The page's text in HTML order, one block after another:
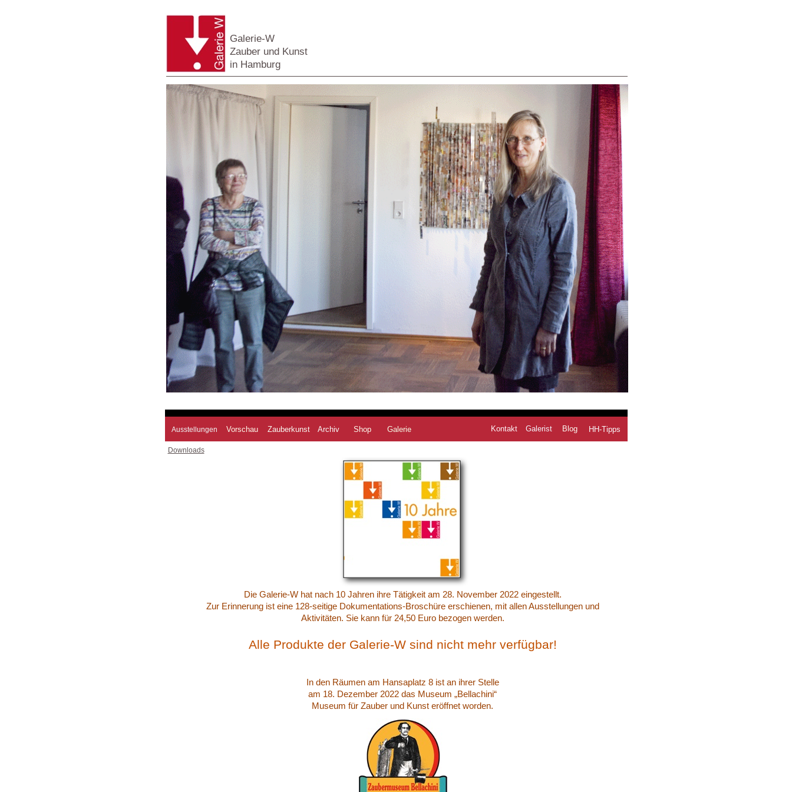
Galerie-W
Zauber und Kunst
in Hamburg
Zauberkunst Archiv Shop Galerie
Ausstellungen Vorschau Galerist Blog HH-Tipps
Downloads
Kontakt
Die Galerie-W hat nach 10 Jahren ihre Tätigkeit am 28. November 2022 eingestellt.
Zur Erinnerung ist eine 128-seitige Dokumentations-Broschüre erschienen, mit allen Ausstellungen und
Aktivitäten. Sie kann für 24,50 Euro bezogen werden.
Alle Produkte der Galerie-W sind nicht mehr verfügbar!
In den Räumen am Hansaplatz 8 ist an ihrer Stelle
am 18. Dezember 2022 das Museum „Bellachini“
Museum für Zauber und Kunst eröffnet worden.